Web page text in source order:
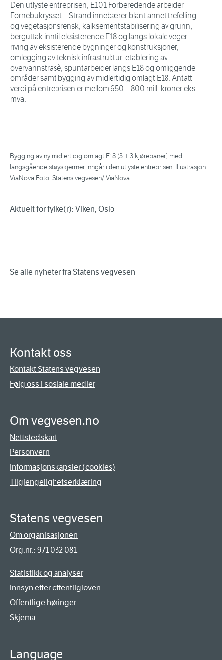
Den utlyste entreprisen, E101 Forberedende arbeider
Fornebukrysset – Strand innebærer blant annet trefelling
og vegetasjonsrensk, kalksementstabilisering av grunn,
berguttak inntil eksisterende E18 og langs lokale veger,
riving av eksisterende bygninger og konstruksjoner,
omlegging av teknisk infrastruktur, etablering av
overvannstrasè, spuntarbeider langs E18 og omliggende
områder samt bygging av midlertidig omlagt E18. Antatt
verdi på entreprisen er mellom 650 – 800 mill. kroner eks.
mva.
Bygging av ny midlertidig omlagt E18 (3 + 3 kjørebaner) med
langsgående støyskjermer inngår i den utlyste entreprisen. Illustrasjon:
ViaNova Foto: Statens vegvesen/ ViaNova
Aktuelt for fylke(r): Viken, Oslo
Se alle nyheter fra Statens vegvesen
Kontakt oss
Kontakt Statens vegvesen
Følg oss i sosiale medier
Om vegvesen.no
Nettstedskart
Personvern
Informasjonskapsler (cookies)
Tilgjengelighetserklæring
Statens vegvesen
Om organisasjonen
Org.nr.: 971 032 081
Statistikk og analyser
Innsyn etter offentligloven
Offentlige høringer
Skjema
Language